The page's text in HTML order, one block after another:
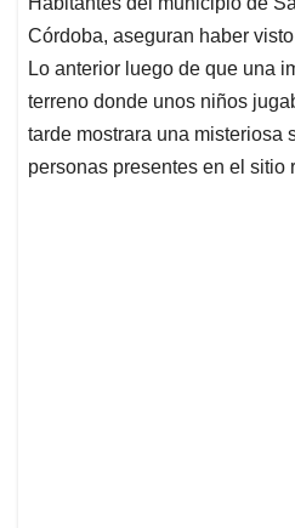
s
A
p
p
b
o
o
k
e
d
I
n
l
a
d
s
Córdoba, aseguran haber
Lo anterior luego de que una
terreno donde unos niños
tarde mostrara una misteriosa
personas presentes en el sitio